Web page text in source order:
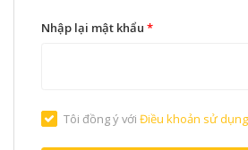
Nhập lại mật khẩu *
Tôi đồng ý với Điều khoản sử dụng